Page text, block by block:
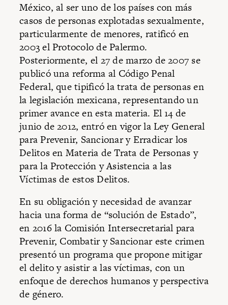
México, al ser uno de los países con más
casos de personas explotadas sexualmente,
particularmente de menores, ratificó en
2003 el Protocolo de Palermo.
Posteriormente, el 27 de marzo de 2007 se
publicó una reforma al Código Penal
Federal, que tipificó la trata de personas en
la legislación mexicana, representando un
primer avance en esta materia. El 14 de
junio de 2012, entró en vigor la Ley General
para Prevenir, Sancionar y Erradicar los
Delitos en Materia de Trata de Personas y
para la Protección y Asistencia a las
Víctimas de estos Delitos.
En su obligación y necesidad de avanzar
hacia una forma de “solución de Estado”,
en 2016 la Comisión Intersecretarial para
Prevenir, Combatir y Sancionar este crimen
presentó un programa que propone mitigar
el delito y asistir a las víctimas, con un
enfoque de derechos humanos y perspectiva
de género.